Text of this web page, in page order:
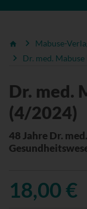
Mabuse-
Dr. med.
Dr. med.
(4/2024)
48 Jahre Dr.
18,00 €